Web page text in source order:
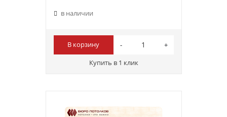
в наличии
В корзину
Купить в 1 клик